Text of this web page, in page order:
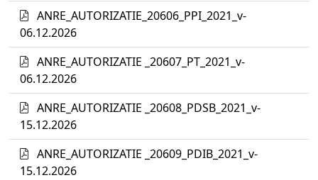
ANRE_AUTORIZATIE_20606_PPI_2021_v-
06.12.2026
ANRE_AUTORIZATIE _20607_PT_2021_v-
06.12.2026
ANRE_AUTORIZATIE _20608_PDSB_2021_v-
15.12.2026
ANRE_AUTORIZATIE _20609_PDIB_2021_v-
15.12.2026